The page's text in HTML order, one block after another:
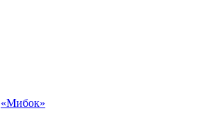
«Мибок»